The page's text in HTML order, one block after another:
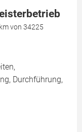
von 34225
Durchführung,